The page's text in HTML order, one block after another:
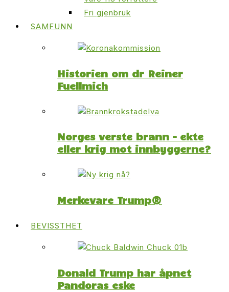
Fri gjenbruk
SAMFUNN
Historien om dr Reiner
Fuellmich
Norges verste brann – ekte
eller krig mot innbyggerne?
Merkevare Trump®
BEVISSTHET
Donald Trump har åpnet
Pandoras eske